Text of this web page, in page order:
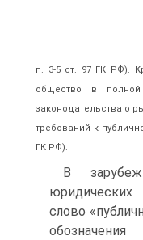
п. 3-5 ст. 97 ГК РФ).
общество в полной
законодательства о
требований к
ГК РФ).
В
юридических
слово